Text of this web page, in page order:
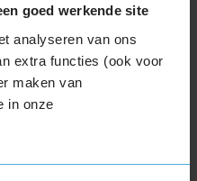
goed werkende site
analyseren van ons
extra functies (ook voor
maken van
in onze(inch)